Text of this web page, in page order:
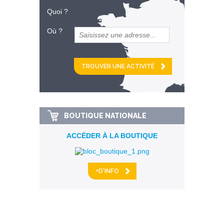
Quoi ?
Où ?
et
km alentour
BOUTIQUE NATIONALE
ACCÉDER À LA BOUTIQUE
+D'INFO